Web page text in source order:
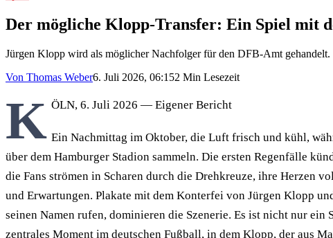
Der mögliche Klopp-Transfer: Ein Spiel mit
Jürgen Klopp wird als möglicher Nachfolger für den DFB-Amt
Von Thomas Weber6. Juli 2026, 06:152 Min Lesezeit
K ÖLN,6. Juli 2026 —Eigener Bericht
Ein Nachmittag im Oktober, die Luft frisch und kühl,
über dem Hamburger Stadion sammeln. Die ersten Regenfälle
die Fans strömen in Scharen durch die Drehkreuze, ihre Herzen
und Erwartungen. Plakate mit dem Konterfei von Jürgen Klopp
seinen Namen rufen, dominieren die Szenerie. Es ist nicht nur ein
zentrales Moment im deutschen Fußball, in dem Klopp, der aus